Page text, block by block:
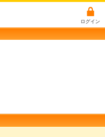
ログイン